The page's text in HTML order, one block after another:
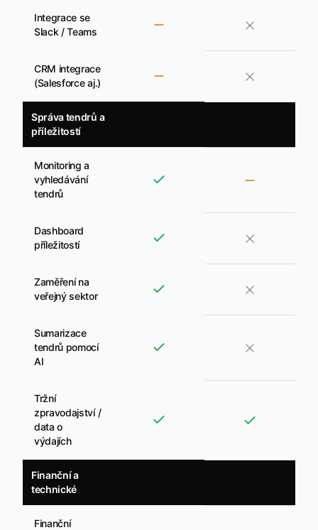
Integrace se
Slack / Teams
CRM integrace
(Salesforce aj.)
Správa tendrů a
příležitostí
Monitoring a
vyhledávání
tendrů
Dashboard
příležitostí
Zaměření na
veřejný sektor
Sumarizace
tendrů pomocí
AI
Tržní
zpravodajství /
data o
výdajích
Finanční a
technické
Finanční